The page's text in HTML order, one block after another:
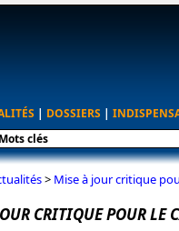
| DOSSIERS |
> Mise à jour critique
CRITIQUE POUR LE